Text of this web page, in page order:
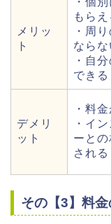
メリッ
ト
もらえ
・周
ならな
・自
できる
デメリ
ット
・料
・イ
ーと
される
その【3】料金